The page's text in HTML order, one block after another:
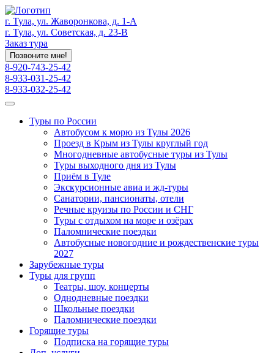
г. Тула, ул. Жаворонкова, д. 1-А
г. Тула, ул. Советская, д. 23-В
Заказ тура
Позвоните мне!
8-920-743-25-42
8-933-031-25-42
8-933-032-25-42
Туры по России
Автобусом к морю из Тулы 2026
Проезд в Крым из Тулы круглый год
Многодневные автобусные туры из Тулы
Туры выходного дня из Тулы
Приём в Туле
Экскурсионные авиа и жд-туры
Санатории, пансионаты, отели
Речные круизы по России и СНГ
Туры с отдыхом на море и озёрах
Паломнические поездки
Автобусные новогодние и рождественские туры
2027
Зарубежные туры
Туры для групп
Театры, шоу, концерты
Однодневные поездки
Школьные поездки
Паломнические поездки
Горящие туры
Подписка на горящие туры